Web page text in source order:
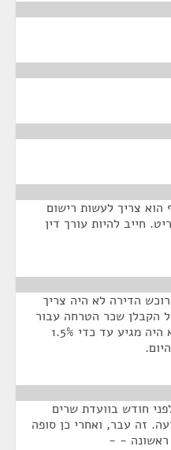
צריך לעשות רישום
חייב להיות עורך דין
הדירה לא היה צריך
הקבלן שכר הטרחה עבור
השירותים שאתה מדבר עליהם לא היה מגיע עד כדי 1.5%
חודש בוועדת שרים
זה עבר, ואחרי כן סופה
ראשונה - -